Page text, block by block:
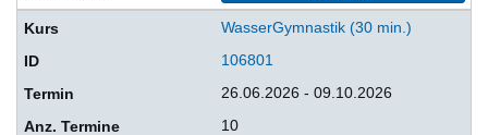
WasserGymnastik (30 min.)
106801
26.06.2026 - 09.10.2026
10